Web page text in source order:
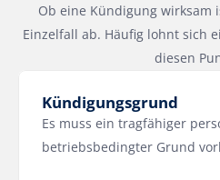
Ob eine Kündigung wirksam
Einzelfall ab. Häufig lohnt sich
diesen
Kündigungsgrund
Es muss ein tragfähiger
betriebsbedingter Grund